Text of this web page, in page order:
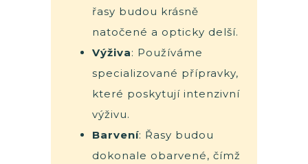
řasy budou krásně
natočené a opticky delší.
Výživa: Používáme
specializované přípravky,
které poskytují intenzivní
výživu.
Barvení: Řasy budou
dokonale obarvené, čímž